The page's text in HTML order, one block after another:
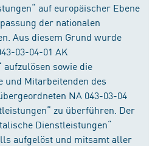
auf europäischer Ebene
der nationalen
Aus diesem Grund wurde
03-04-01 AK
aufzulösen sowie die
und Mitarbeitenden des
NA 043-03-04
zu überführen. Der
Dienstleistungen“
aufgelöst und mitsamt aller